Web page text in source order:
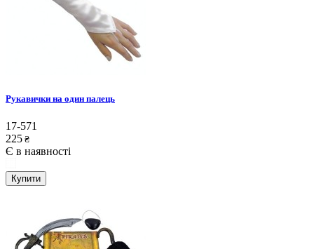
Рукавички на один палець
17-571
225 ₴
Є в наявності
Купити